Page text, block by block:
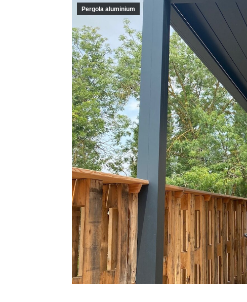
Pergola aluminium